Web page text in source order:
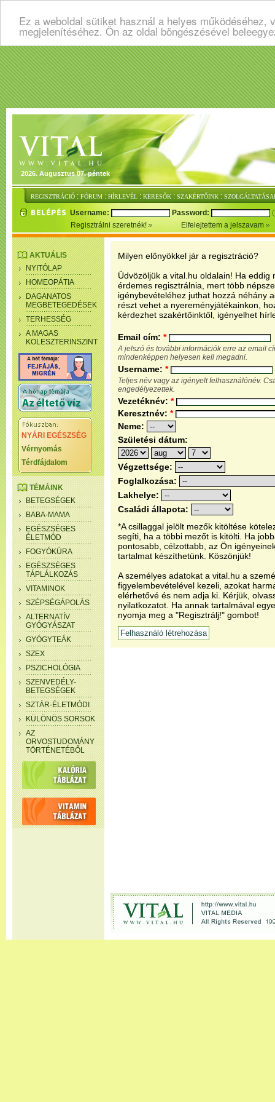
Ez a weboldal sütiket használ a helyes
megjelenítéséhez. Ön az oldal böngészésével
2026. Augusztus 07. péntek
REGISZTRÁCIÓ : FÓRUM : HÍRLEVÉL : KERESŐK : SZAKÉRTŐINK :
Username:
Password:
Regisztrálni szeretnék!
Elfelejtettem a jelszavam
AKTUÁLIS
NYITÓLAP
HOMEOPÁTIA
DAGANATOS
MEGBETEGEDÉSEK
TERHESSÉG
A MAGAS
KOLESZTERINSZINT
NYÁRI EGÉSZSÉG
Vérnyomás
Térdfájdalom
TÉMÁINK
BETEGSÉGEK
BABA-MAMA
EGÉSZSÉGES
ÉLETMÓD
FOGYÓKÚRA
EGÉSZSÉGES
TÁPLÁLKOZÁS
VITAMINOK
SZÉPSÉGÁPOLÁS
ALTERNATÍV
GYÓGYÁSZAT
GYÓGYTEÁK
SZEX
PSZICHOLÓGIA
SZENVEDÉLY-
BETEGSÉGEK
SZTÁR-ÉLETMÓDI
KÜLÖNÖS SORSOK
AZ
ORVOSTUDOMÁNY
TÖRTÉNETÉBŐL
Milyen előnyökkel jár a regisztráció?
Üdvözöljük a vital.hu oldalain! Ha eddig
érdemes regisztrálnia, mert több
igénybevételéhez juthat hozzá néhány
részt vehet a nyereményjátékainkon,
kérdezhet szakértőinktől, igényelhet
Email cím: *
A jelszó és további információk erre az email
mindenképpen helyesen kell megadni.
Username: *
Teljes név vagy az igényelt felhasználónév.
engedélyezettek.
Vezetéknév: *
Keresztnév: *
Neme:
Születési dátum:
Végzettsége:
Foglalkozása:
Lakhelye:
Családi állapota:
*A csillaggal jelölt mezők kitöltése
segíti, ha a többi mezőt is kitölti. Ha
pontosabb, célzottabb, az Ön
tartalmat készíthetünk. Köszönjük!
A személyes adatokat a vital.hu a
figyelembevételével kezeli, azokat
elérhetővé és nem adja ki. Kérjük,
nyilatkozatot. Ha annak tartalmával
nyomja meg a "Regisztrálj!" gombot!